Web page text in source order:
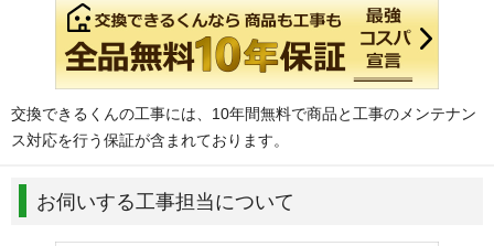
交換できるくんの工事には、10年間無料で商品と工事のメンテナン
ス対応を行う保証が含まれております。
お伺いする工事担当について